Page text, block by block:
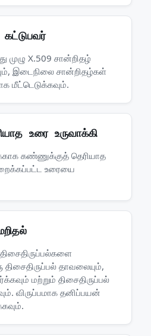
முழு X.509 சான்றிதழ்
இடைநிலை சான்றிதழ்கள்
மீட்டெடுக்கவும்.
உரை உருவாக்கி
கண்ணுக்குத் தெரியாத
உரையை
தாவலையும்,
மற்றும் திசைதிருப்பல்
விருப்பமாக தனிப்பயன்